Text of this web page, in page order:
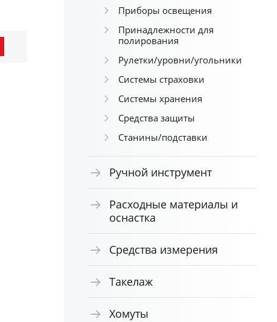
Приборы освещения
Принадлежности для
полирования
Рулетки/уровни/угольники
Системы страховки
Системы хранения
Средства защиты
Станины/подставки
Ручной инструмент
Расходные материалы и
оснастка
Средства измерения
Такелаж
Хомуты